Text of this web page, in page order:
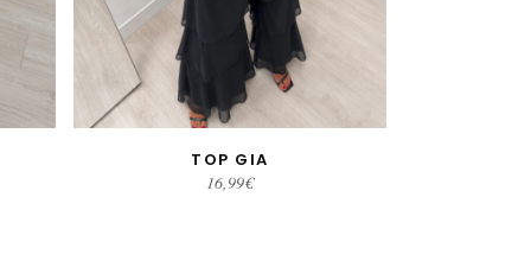
SELECCIONAR OPCIONES
TOP GIA
16,99€